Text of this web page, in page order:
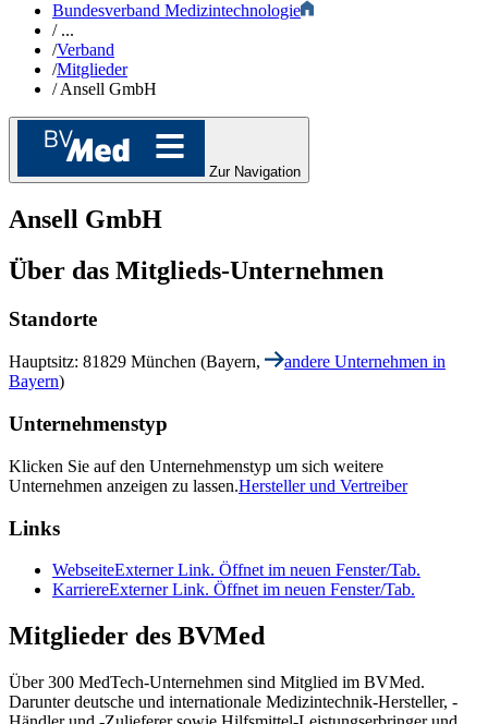
Bundesverband Medizintechnologie
/...
/Verband
/Mitglieder
/Ansell GmbH
Zur Navigation
Ansell GmbH
Über das Mitglieds-Unternehmen
Standorte
Hauptsitz: 81829 München (Bayern,
andere Unternehmen in
Bayern)
Unternehmenstyp
Klicken Sie auf den Unternehmenstyp um sich weitere
Unternehmen anzeigen zu lassen.Hersteller und Vertreiber
Links
WebseiteExterner Link. Öffnet im neuen Fenster/Tab.
KarriereExterner Link. Öffnet im neuen Fenster/Tab.
Mitglieder des BVMed
Über 300 MedTech-Unternehmen sind Mitglied im BVMed.
Darunter deutsche und internationale Medizintechnik-Hersteller, -